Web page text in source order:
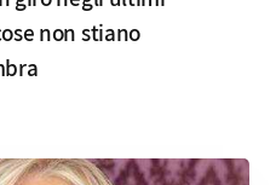
non stiano